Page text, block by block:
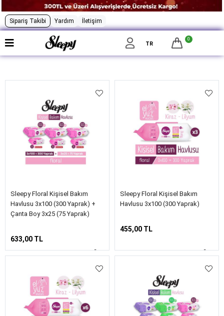
Sipariş Takibi Yardım İletişim
TR
0
Filtrele
Sleepy Floral Kişisel Bakım
Havlusu 3x100 (300 Yaprak) +
Çanta Boy 3x25 (75 Yaprak)
633,00 TL
Sleepy Floral Kişisel Bakım
Havlusu 3x100 (300 Yaprak)
455,00 TL